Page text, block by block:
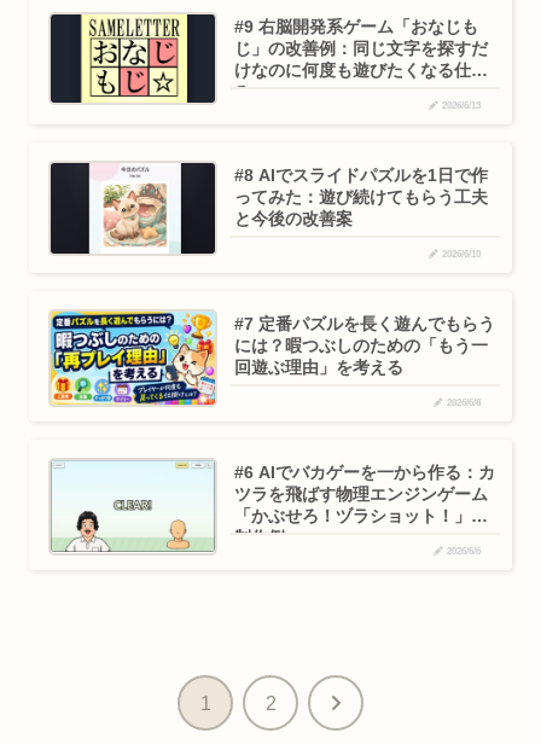
#9 右脳開発系ゲーム「おなじも
じ」の改善例：同じ文字を探すだ
けなのに何度も遊びたくなる仕組
み
2026/6/13
#8 AIでスライドパズルを1日で作
ってみた：遊び続けてもらう工夫
と今後の改善案
2026/6/10
#7 定番パズルを長く遊んでもらう
には？暇つぶしのための「もう一
回遊ぶ理由」を考える
2026/6/8
#6 AIでバカゲーを一から作る：カ
ツラを飛ばす物理エンジンゲーム
「かぶせろ！ヅラショット！」の
制作例
2026/6/6
1 2 次